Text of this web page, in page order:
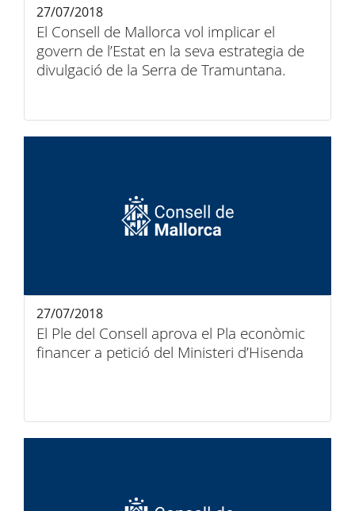
El Consell de Mallorca vol implicar el
govern de l’Estat en la seva estrategia de
divulgació de la Serra de Tramuntana.
27/07/2018
El Ple del Consell aprova el Pla econòmic
financer a petició del Ministeri d’Hisenda
27/07/2018